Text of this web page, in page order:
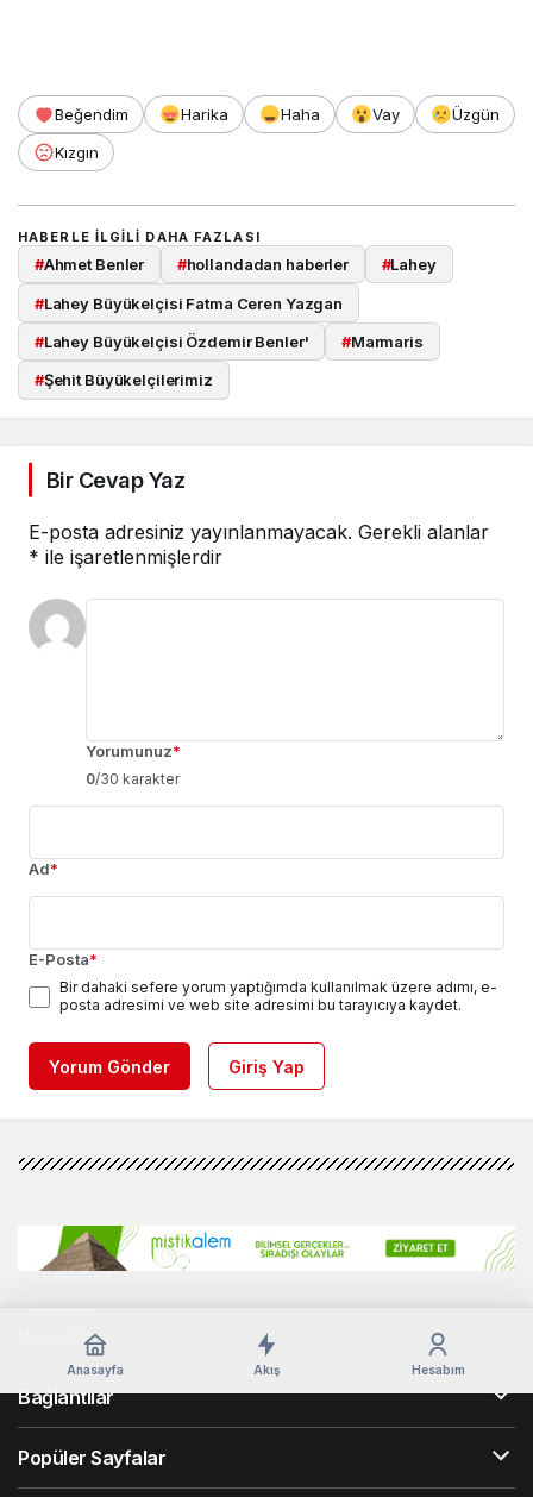
Beğendim Harika Haha Vay
Üzgün
Kızgın
HABERLE ILGILI DAHA FAZLASI
#Ahmet Benler #hollandadan haberler #Lahey
#Lahey Büyükelçisi Fatma Ceren Yazgan
#Lahey Büyükelçisi Özdemir Benler' #Marmaris
#Şehit Büyükelçilerimiz
Bir Cevap Yaz
E-posta adresiniz yayınlanmayacak. Gerekli alanlar
* ile işaretlenmişlerdir
Yorumunuz*
0/30 karakter
Ad*
E-Posta*
Bir dahaki sefere yorum yaptığımda kullanılmak üzere adımı, e-
posta adresimi ve web site adresimi bu tarayıcıya kaydet.
Yorum Gönder Giriş Yap
Anasayfa Akış Hesabım
Kurumsal
Bağlantılar
Popüler Sayfalar